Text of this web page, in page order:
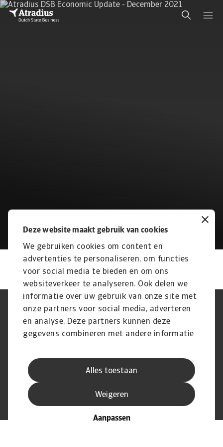
Deze website maakt gebruik van cookies
We gebruiken cookies om content en
advertenties te personaliseren, om functies
voor social media te bieden en om ons
websiteverkeer te analyseren. Ook delen we
informatie over uw gebruik van onze site met
onze partners voor social media, adverteren
en analyse. Deze partners kunnen deze
gegevens combineren met andere informatie
verzameld op basis van uw gebruik van hun
services.
Alles toestaan
Aanpassen
Weigeren
Phishing en Security
Privacyverklaring
Cookie Informatie
Feedback en klachten
Juridische informatie
Supplier information
© Atradius N.V.
2004 - 2026
Atradius Dutch State Business handelt in